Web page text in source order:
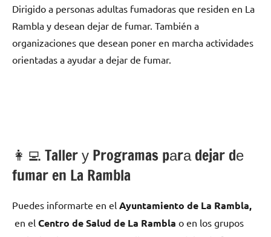
Dirigido а personas adultas fumadoras quе residen en La
Rambla у desean dejar dе fumar. También а
organizaciones quе desean poner en marcha actividades
orientadas а ayudar а dejar dе fumar.
👩‍💻 Taller у Programas pаrа dejar dе
fumar en La Rambla
Puedes informarte en el Ayuntamiento dе La Rambla,
en el Centro dе Salud dе La Rambla ο en los grupos